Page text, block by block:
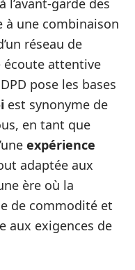
garde des
à une combinaison
réseau de
écoute attentive
pose les bases
est synonyme de
en tant que
expérience
adaptée aux
ère où la
de commodité et
aux exigences de